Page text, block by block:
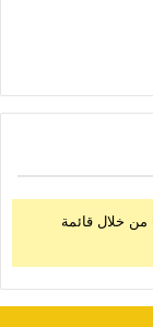
من خلال قائمة